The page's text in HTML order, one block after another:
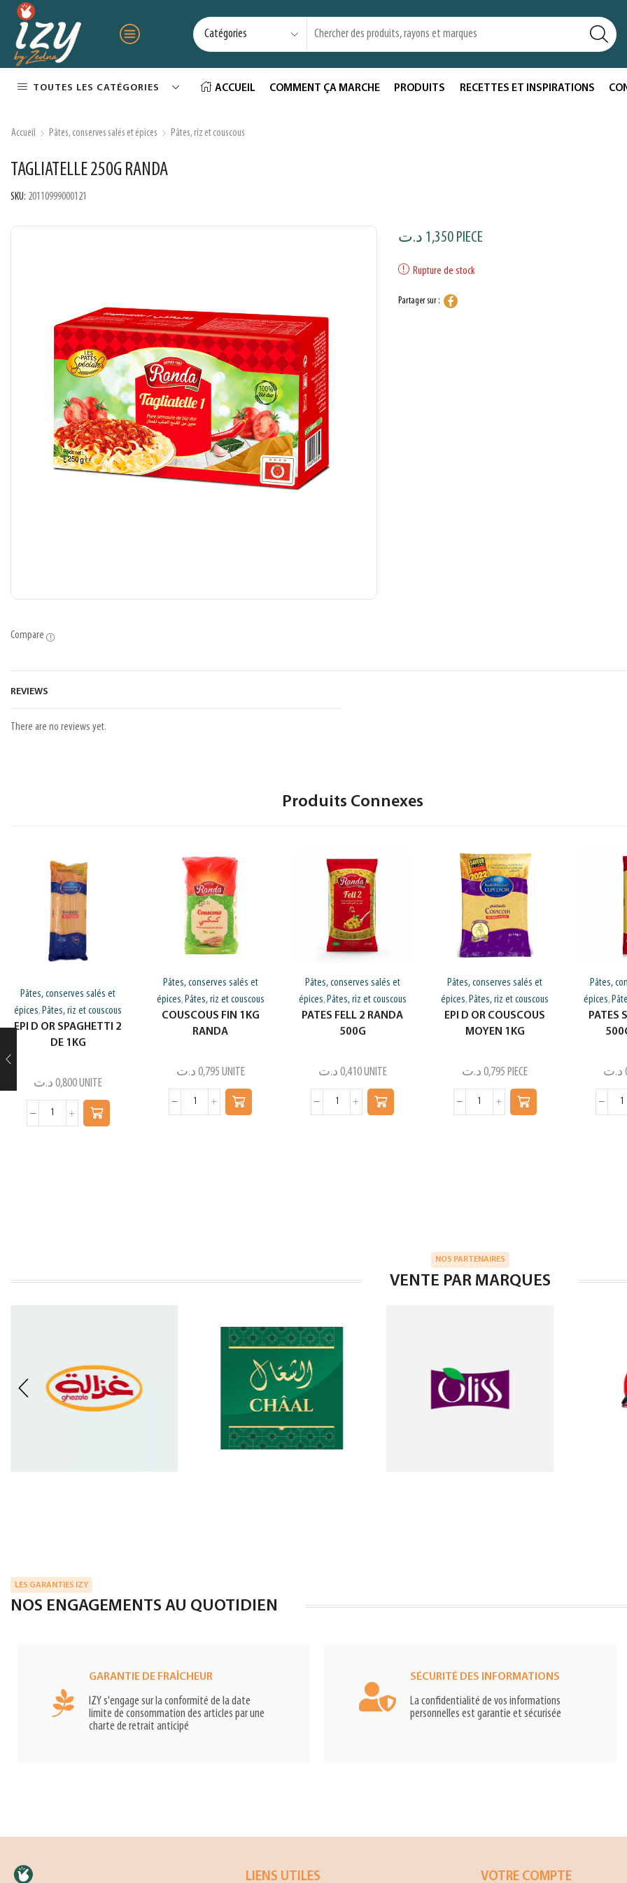
TOUTES LES CATÉGORIES ACCUEIL COMMENT ÇA MARCHE PRODUITS RECETTES ET INSPIRATIONS
Accueil Pâtes, conserves salés et épices Pâtes, riz et couscous
TAGLIATELLE 250G RANDA
SKU: 20110999000121
Compare
1,350 د.ت PIECE
Rupture de stock
Partager sur :
REVIEWS
There are no reviews yet.
Produits Connexes
Pâtes, conserves salés et
épices,Pâtes, riz et couscous
EPI D OR SPAGHETTI 2
DE 1KG
0,800 د.ت UNITE
Pâtes, conserves salés et
épices, Pâtes, riz et couscous
COUSCOUS FIN 1KG
RANDA
0,795 د.ت UNITE
Pâtes, conserves salés et
épices, Pâtes, riz et couscous
PATES FELL 2 RANDA
500G
0,410 د.ت UNITE
Pâtes, conserves salés et
épices, Pâtes, riz et couscous
EPI D OR COUSCOUS
MOYEN 1KG
0,795 د.ت PIECE
Pâtes,
épices,
PATES
د.ت
NOS PARTENAIRES
VENTE PAR MARQUES
LES GARANTIES IZY
NOS ENGAGEMENTS AU QUOTIDIEN
GARANTIE DE FRAÎCHEUR
IZY s'engage sur la conformité de la date
limite de consommation des articles par une
charte de retrait anticipé
SÉCURITÉ DES INFORMATIONS
La confidentialité de vos informations
personnelles est garantie et sécurisée
LIENS UTILES VOTRE COMPTE